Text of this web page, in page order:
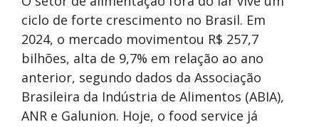
ciclo de forte crescimento no Brasil. Em
2024, o mercado movimentou R$ 257,7
bilhões, alta de 9,7% em relação ao ano
anterior, segundo dados da Associação
Brasileira da Indústria de Alimentos (ABIA),
ANR e Galunion. Hoje, o food service já